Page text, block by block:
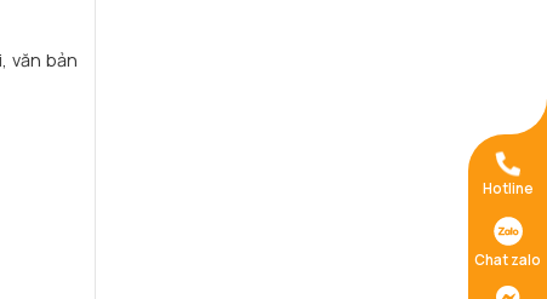
văn bản
Hotline
Chat zalo